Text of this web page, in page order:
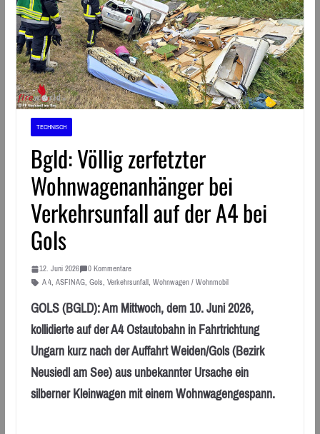
TECHNISCH
Bgld: Völlig zerfetzter
Wohnwagenanhänger bei
Verkehrsunfall auf der A4 bei
Gols
12. Juni 2026
0 Kommentare
A 4, ASFINAG, Gols, Verkehrsunfall, Wohnwagen / Wohnmobil
GOLS (BGLD): Am Mittwoch, dem 10. Juni 2026,
kollidierte auf der A4 Ostautobahn in Fahrtrichtung
Ungarn kurz nach der Auffahrt Weiden/Gols (Bezirk
Neusiedl am See) aus unbekannter Ursache ein
silberner Kleinwagen mit einem Wohnwagengespann.